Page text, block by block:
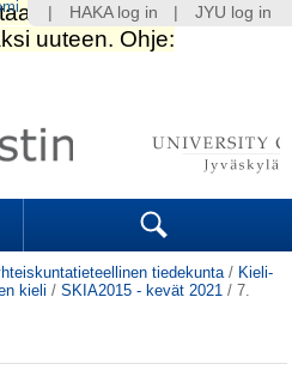
Search
tiedekunta / Kieli-
kieli / SKIA2015 - kevät 2021 / 7.
HAKA log in JYU log in